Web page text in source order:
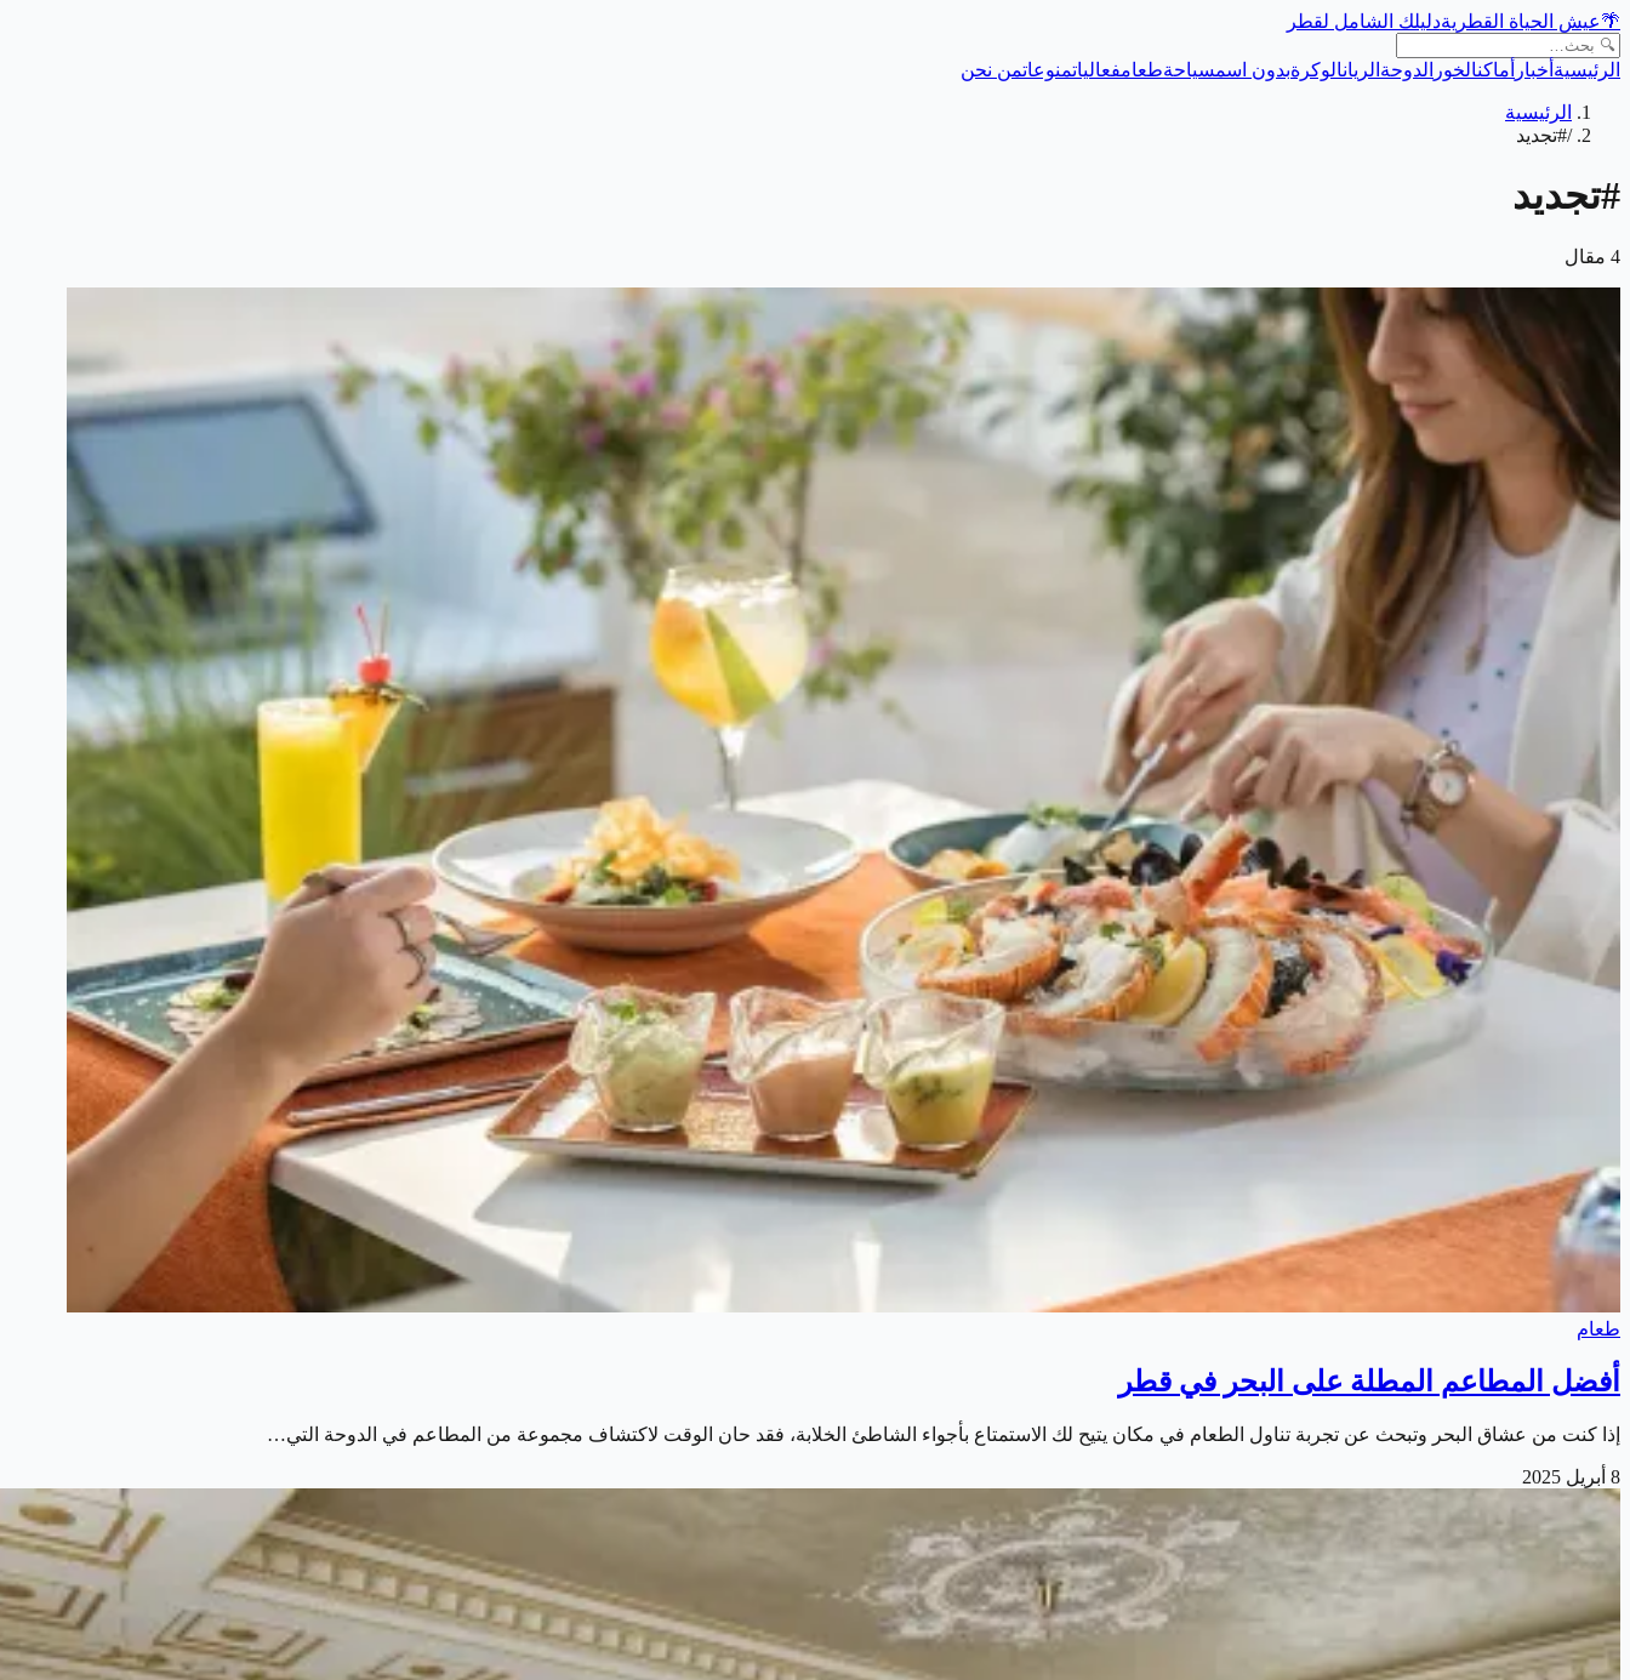
🌴عيش الحياة القطريةدليلك الشامل لقطر
الرئيسية أخبار أماكنالخور الدوحة الريانالوكرةبدون اسمسياحةطعامفعالياتمنوعاتمن نحن
الرئيسية
/#تجديد
#تجديد
4 مقال
طعام
أفضل المطاعم المطلة على البحر في قطر
إذا كنت من عشاق البحر وتبحث عن تجربة تناول الطعام في مكان يتيح لك الاستمتاع بأجواء الشاطئ الخلابة، فقد حان الوقت لاكتشاف مجموعة من المطاعم في الدوحة التي…
8 أبريل 2025